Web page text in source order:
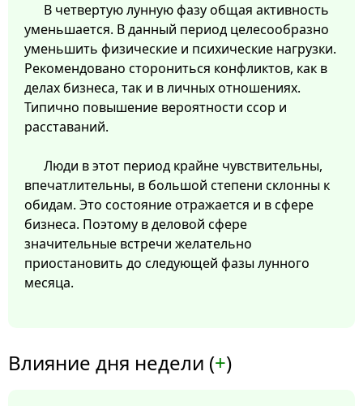
В четвертую лунную фазу общая активность
уменьшается. В данный период целесообразно
уменьшить физические и психические нагрузки.
Рекомендовано сторониться конфликтов, как в
делах бизнеса, так и в личных отношениях.
Типично повышение вероятности ссор и
расставаний.
Люди в этот период крайне чувствительны,
впечатлительны, в большой степени склонны к
обидам. Это состояние отражается и в сфере
бизнеса. Поэтому в деловой сфере
значительные встречи желательно
приостановить до следующей фазы лунного
месяца.
Влияние дня недели (+)